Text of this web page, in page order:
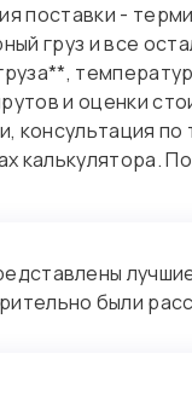
поставки -
груз и все
и оценки
консультация
калькулятора.
были